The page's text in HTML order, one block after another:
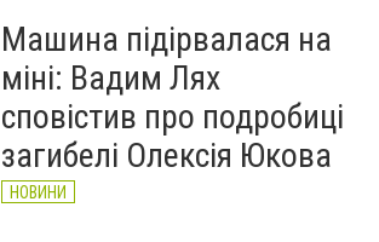
Машина підірвалася на
міні: Вадим Лях
сповістив про подробиці
загибелі Олексія Юкова
НОВИНИ